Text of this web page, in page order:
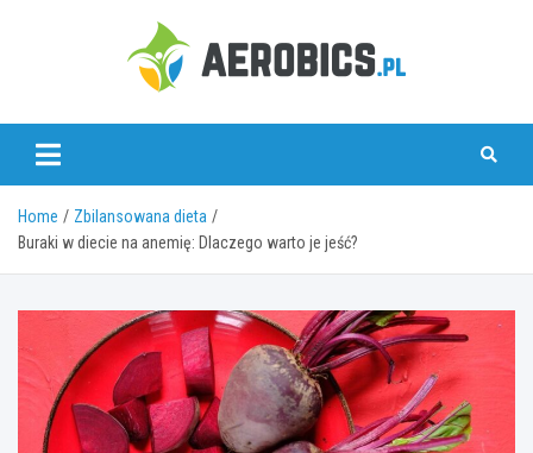
aerobics.pl
Home
Zbilansowana dieta
Buraki w diecie na anemię: Dlaczego warto je jeść?